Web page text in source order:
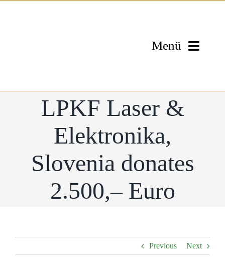
Menü
The Foundation
My Experience
Donations
Contact
LPKF Laser &
Elektronika,
Slovenia donates
2.500,– Euro
Previous Next